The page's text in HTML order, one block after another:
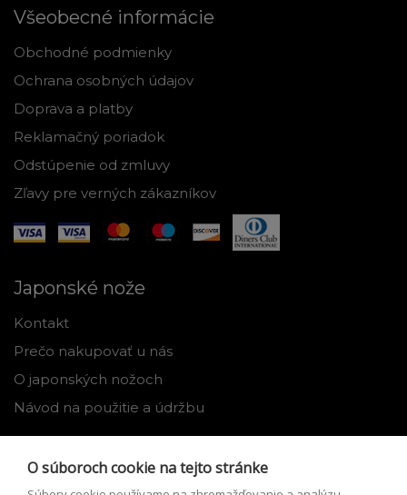
Všeobecné informácie
Obchodné podmienky
Ochrana osobných údajov
Doprava a platby
Reklamačný poriadok
Odstúpenie od zmluvy
Zľavy pre verných zákazníkov
Japonské nože
Kontakt
Prečo nakupovať u nás
O japonských nožoch
Návod na použitie a údržbu
O súboroch cookie na tejto stránke